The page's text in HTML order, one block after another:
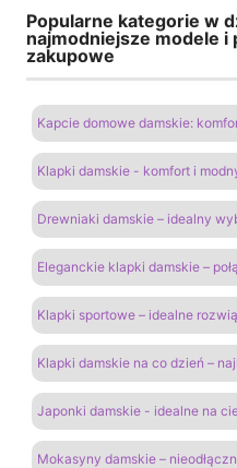
Popularne kategorie w
najmodniejsze modele
zakupowe
Kapcie domowe damskie:
Klapki damskie - komfort i
Drewniaki damskie – idealny
Eleganckie klapki damskie –
Klapki sportowe – idealne
Klapki damskie na co dzień –
Japonki damskie - idealne na
Mokasyny damskie –